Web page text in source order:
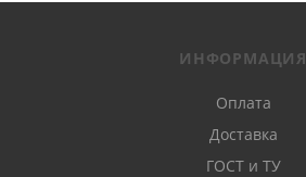
ИНФОРМАЦИЯ
Оплата
Доставка
ГОСТ и ТУ